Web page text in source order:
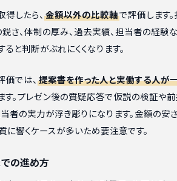
したら、 金額以外の比較軸で評価します
さ、体制の厚み、過去実績、担当者の経験
と判断がぶれにくくなります。
では、 提案書を作った人と実働する人が
す。プレゼン後の質疑応答で仮説の検証や
者の実力が浮き彫りになります。金額の安
響くケースが多いため要注意です。
の進め方